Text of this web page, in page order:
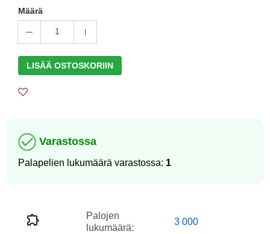
Määrä
1
LISÄÄ OSTOSKORIIN
Varastossa
Palapelien lukumäärä varastossa: 1
Palojen
lukumäärä:
3 000